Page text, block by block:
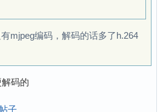
mjpeg编码，解码的话多了h.264
码的
子